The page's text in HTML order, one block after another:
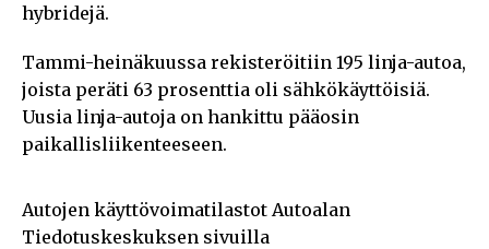
hybridejä.
Tammi-heinäkuussa rekisteröitiin 195 linja-autoa,
joista peräti 63 prosenttia oli sähkökäyttöisiä.
Uusia linja-autoja on hankittu pääosin
paikallisliikenteeseen.
Autojen käyttövoimatilastot Autoalan
Tiedotuskeskuksen sivuilla